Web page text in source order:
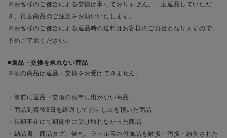
※お客様のご都合による交換は承っておりません。一度返品していただ
き、再度商品のご注文をお願いいたします。
※お客様のご都合による返品時の送料はお客様のご負担となりますので、
予めご了承ください。
返品・交換を承れない商品
※次の商品は返品・交換をお受けできません。
・事前に返品・交換のお申し出がない商品
・商品到着後8日を経過してお申し出を頂いた商品
・長期不在にて期間中に受け取れなかった商品
・納品書、商品タグ、値札、ラベル等の付属品を破損・汚損・紛失された